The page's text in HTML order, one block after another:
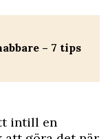
– 7 tips
intill en